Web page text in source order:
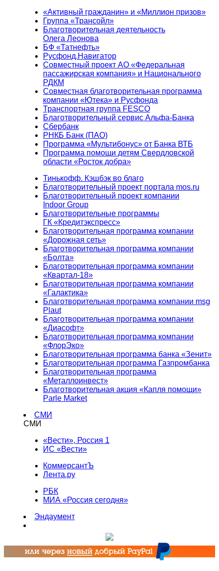
«Активный гражданин» и «Миллион призов»
Группа «Трансойл»
Благотворительная деятельность
Олега Леонова
БФ «Татнефть»
Русфонд.Навигатор
Совместный проект АО «Федеральная
пассажирская компания» и Национального
РДКМ
Совместная благотворительная программа
компании «Ютека» и Русфонда
Транспортная группа FESCO
Благотворительный сервис Альфа-Банка
Сбербанк
РНКБ Банк (ПАО)
Программа «Мультибонус» от Банка ВТБ
Программа помощи детям Свердловской
области «Росток добра»
Тинькофф. Кэшбэк во благо
Благотворительный проект портала mos.ru
Благотворительный проект компании
Indoor Group
Благотворительные программы
ГК «Кредитэкспресс»
Благотворительная программа компании
«Дорожная сеть»
Благотворительная программа компании
«Болта»
Благотворительная программа компании
«Квартал-18»
Благотворительная программа компании
«Галактика»
Благотворительная программа компании msg
Plaut
Благотворительная программа компании
«Диасофт»
Благотворительная программа компании
«ФлорЭко»
Благотворительная программа банка «Зенит»
Благотворительная программа Газпромбанка
Благотворительная программа
«Металлоинвест»
Благотворительная акция «Капля помощи»
Parle Market
СМИ
СМИ
«Вести», Россия 1
ИС «Вести»
КоммерсантЪ
Лента.ру
РБК
МИА «Россия сегодня»
Эндаумент